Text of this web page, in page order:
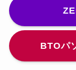
BTOパ